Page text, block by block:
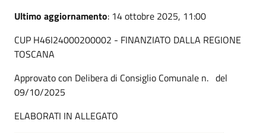
Ultimo aggiornamento: 14 ottobre 2025, 11:00
CUP H46I24000200002 - FINANZIATO DALLA REGIONE
TOSCANA
Approvato con Delibera di Consiglio Comunale n. del
09/10/2025
ELABORATI IN ALLEGATO